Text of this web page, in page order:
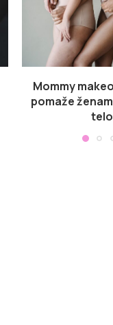
Mommy
pomaže